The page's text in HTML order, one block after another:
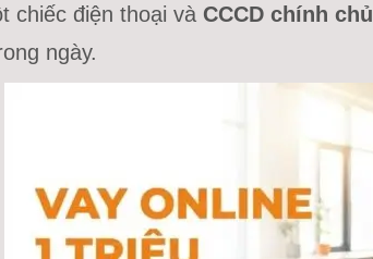
chiếc điện thoại và CCCD chính chủ
ngày.